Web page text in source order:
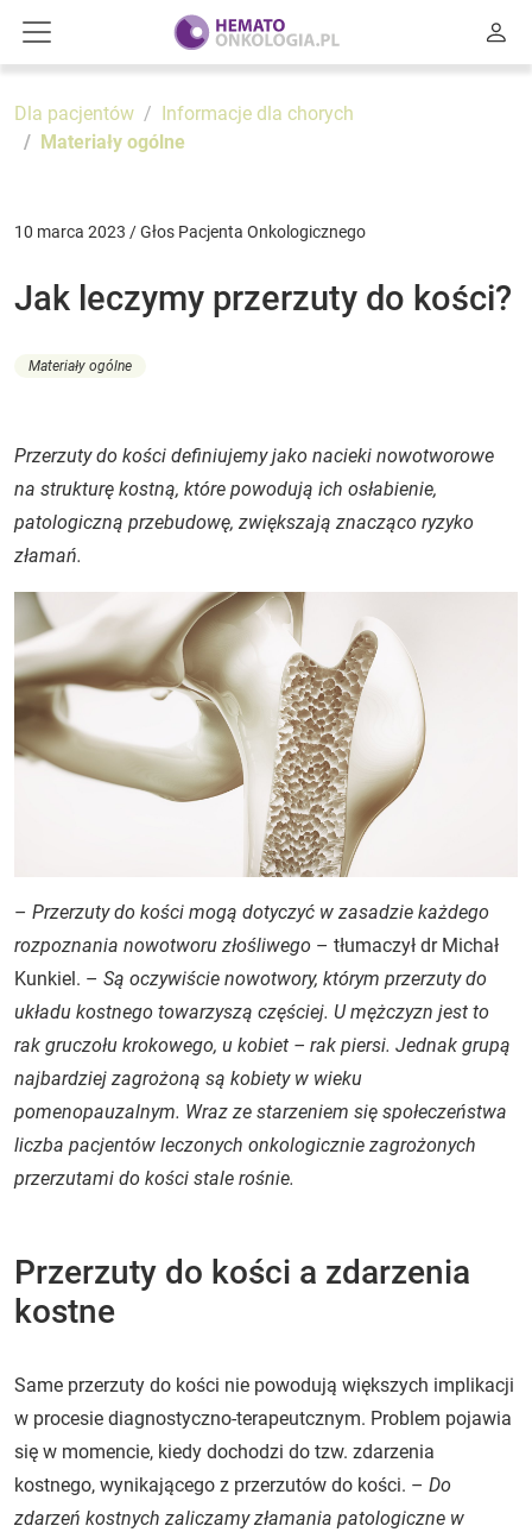
Dla pacjentów
Informacje dla chorych
Materiały ogólne
10 marca 2023 / Głos Pacjenta Onkologicznego
Jak leczymy przerzuty do kości?
Materiały ogólne
Przerzuty do kości definiujemy jako nacieki nowotworowe
na strukturę kostną, które powodują ich osłabienie,
patologiczną przebudowę, zwiększają znacząco ryzyko
złamań.
– Przerzuty do kości mogą dotyczyć w zasadzie każdego
rozpoznania nowotworu złośliwego – tłumaczył dr Michał
Kunkiel. – Są oczywiście nowotwory, którym przerzuty do
układu kostnego towarzyszą częściej. U mężczyzn jest to
rak gruczołu krokowego, u kobiet – rak piersi. Jednak grupą
najbardziej zagrożoną są kobiety w wieku
pomenopauzalnym. Wraz ze starzeniem się społeczeństwa
liczba pacjentów leczonych onkologicznie zagrożonych
przerzutami do kości stale rośnie.
Przerzuty do kości a zdarzenia
kostne
Same przerzuty do kości nie powodują większych implikacji
w procesie diagnostyczno-terapeutcznym. Problem pojawia
się w momencie, kiedy dochodzi do tzw. zdarzenia
kostnego, wynikającego z przerzutów do kości. – Do
zdarzeń kostnych zaliczamy złamania patologiczne w